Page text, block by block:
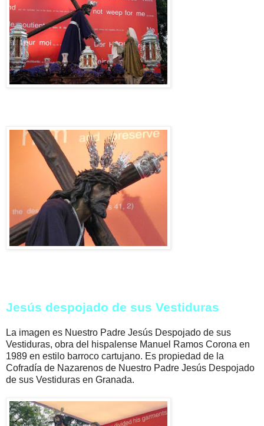
Jesús despojado de sus Vestiduras
La imagen es Nuestro Padre Jesús Despojado de sus
Vestiduras, obra del hispalense Manuel Ramos Corona en
1989 en estilo barroco cartujano. Es propiedad de la
Cofradía de Nazarenos de Nuestro Padre Jesús Despojado
de sus Vestiduras en Granada.